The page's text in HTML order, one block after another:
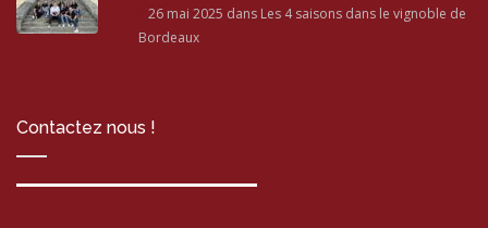
26 mai 2025 dans Les 4 saisons dans le vignoble de
Bordeaux
Contactez nous !